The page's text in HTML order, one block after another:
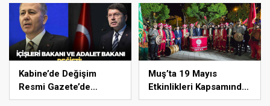
Kuduz Tespit Edildi
Kabine’de Değişim
Resmi Gazete’de
Yayımlandı:Adalet
Muş’ta 19 Mayıs
Etkinlikleri Kapsamında
Meşaleli Yürüyüş